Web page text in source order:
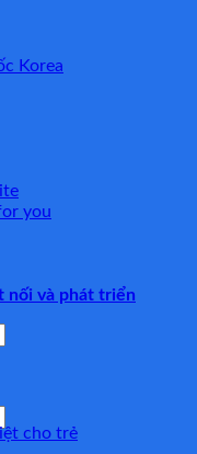
Korea
you
nối và phát triển
cho trẻ